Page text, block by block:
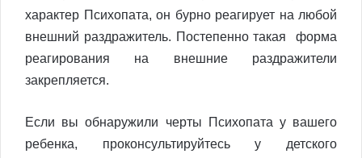
характер Психопата, он бурно реагирует на любой
внешний раздражитель. Постепенно такая форма
реагирования на внешние раздражители
закрепляется.
Если вы обнаружили черты Психопата у вашего
ребенка, проконсультируйтесь у детского